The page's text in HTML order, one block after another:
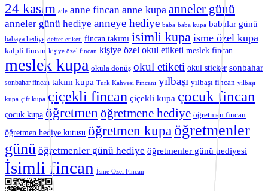
24 kasım aile anne fincan anne kupa anneler günü
anneler günü hediye anneye hediye baba baba kupa babalar günü
babaya hediye defter etiketi fincan takımı isimli kupa isme özel kupa
kalpli fincan kişiye özel fincan kişiye özel okul etiketi meslek fincan
meslek kupa okula dönüş okul etiketi okul sticker sonbahar
sonbahar fincan takım kupa Türk Kahvesi Fincanı yılbaşı yılbaşı fincan yılbaşı
kupa çift kupa çiçekli fincan çiçekli kupa çocuk fincan
çocuk kupa öğretmen öğretmene hediye öğretmen fincan
öğretmen hediye kutusu öğretmen kupa öğretmenler
günü öğretmenler günü hediye öğretmenler günü hediyesi
İsimli fincan İsme Özel Fincan